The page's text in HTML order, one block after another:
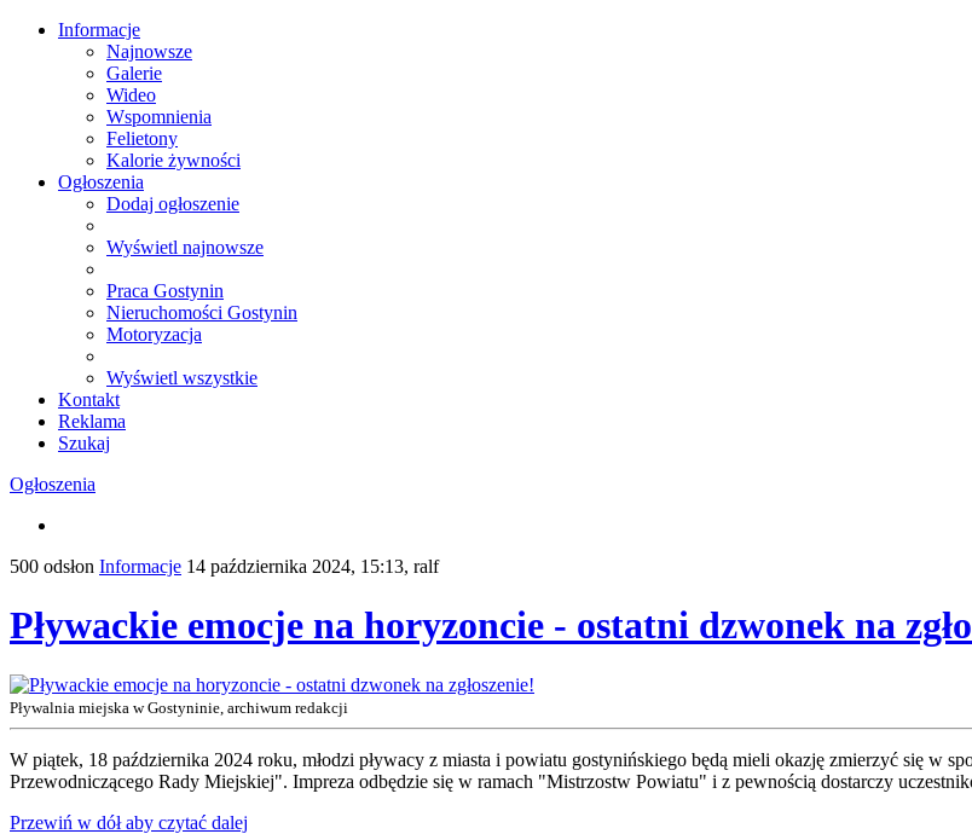
Informacje
Najnowsze
Galerie
Wideo
Wspomnienia
Felietony
Kalorie żywności
Ogłoszenia
Dodaj ogłoszenie
Wyświetl najnowsze
Praca Gostynin
Nieruchomości Gostynin
Motoryzacja
Wyświetl wszystkie
Kontakt
Reklama
Szukaj
Ogłoszenia
500 odsłon Informacje 14 października 2024, 15:13, ralf
Pływackie emocje na horyzoncie - ostatni dzwonek na
Pływalnia miejska w Gostyninie, archiwum redakcji
W piątek, 18 października 2024 roku, młodzi pływacy z miasta i powiatu gostynińskiego będą mieli okazję zmierzyć się w
Przewodniczącego Rady Miejskiej". Impreza odbędzie się w ramach "Mistrzostw Powiatu" i z pewnością dostarczy
Przewiń w dół aby czytać dalej